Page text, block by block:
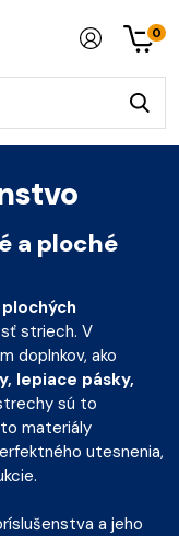
0
a ploché
striech. V
doplnkov, ako
lepiace pásky,
sú to
materiály
utesnenia,
a jeho